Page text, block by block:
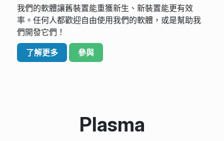
我們的軟體讓舊裝置能重獲新生、新裝置能更有效
率。任何人都歡迎自由使用我們的軟體，或是幫助我
們開發它們！
了解更多 參與
Plasma